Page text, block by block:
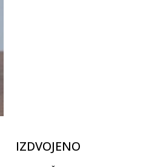
IZDVOJENO